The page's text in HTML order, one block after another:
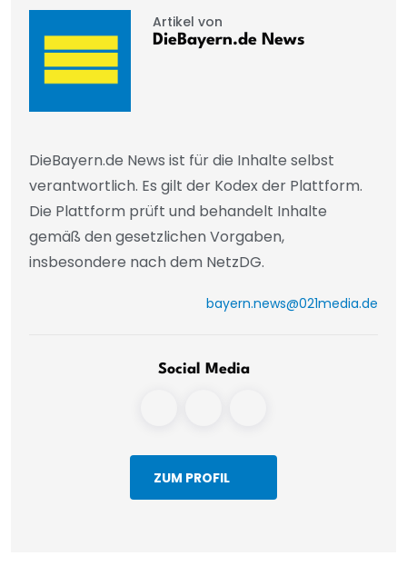
Artikel von
DieBayern.de News
DieBayern.de News ist für die Inhalte selbst
verantwortlich. Es gilt der Kodex der Plattform.
Die Plattform prüft und behandelt Inhalte
gemäß den gesetzlichen Vorgaben,
insbesondere nach dem NetzDG.
bayern.news@021media.de
Social Media
ZUM PROFIL